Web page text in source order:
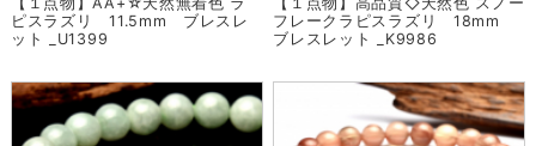
ピスラズリ 11.5mm ブレスレ
ット _U1399
フレークラピスラズリ 18mm
ブレスレット _K9986